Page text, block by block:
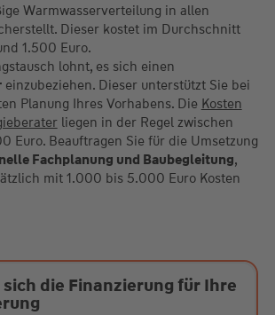
Warmwasserverteilung in allen
Dieser kostet im Durchschnitt
1.500 Euro.
lohnt, es sich einen
einzubeziehen. Dieser unterstützt Sie bei
Planung Ihres Vorhabens. Die Kosten
liegen in der Regel zwischen
Euro. Beauftragen Sie für die Umsetzung
Fachplanung und Baubegleitung,
mit 1.000 bis 5.000 Euro Kosten
sich die Finanzierung für Ihre